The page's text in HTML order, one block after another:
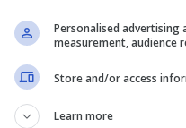
di
Personalised
measurement, audience
Store and/or access
Learn more